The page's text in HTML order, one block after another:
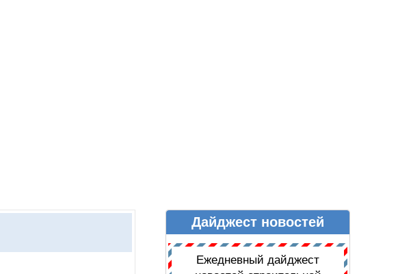
ДАЙДЖЕСТ НОВОСТЕЙДайджест новостей
Ежедневный дайджест